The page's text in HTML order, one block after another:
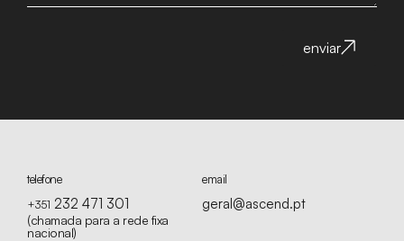
enviar
telefone
+351 232 471 301
(chamada para a rede fixa
nacional)
email
geral@ascend.pt